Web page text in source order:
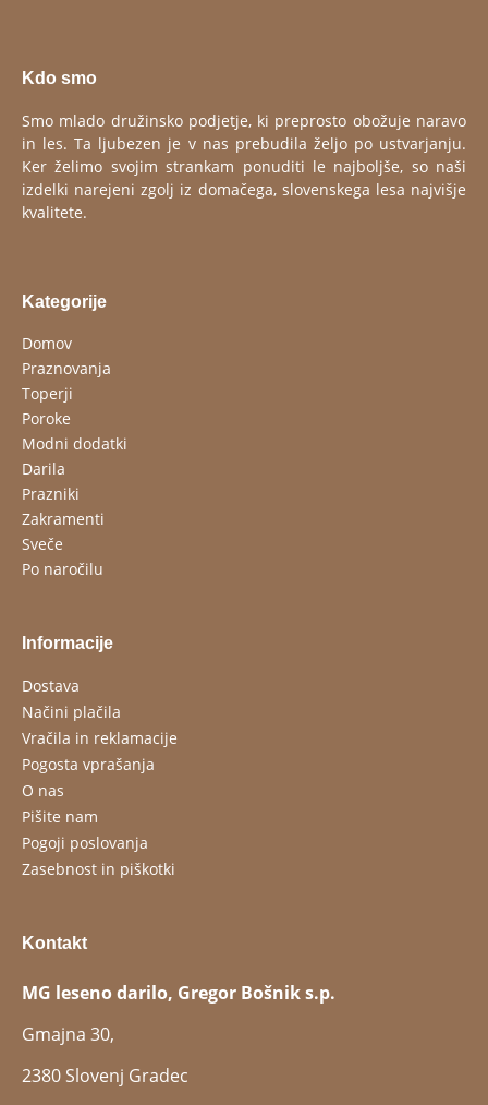
Kdo smo
Smo mlado družinsko podjetje, ki preprosto obožuje naravo
in les. Ta ljubezen je v nas prebudila željo po ustvarjanju.
Ker želimo svojim strankam ponuditi le najboljše, so naši
izdelki narejeni zgolj iz domačega, slovenskega lesa najvišje
kvalitete.
Kategorije
Domov
Praznovanja
Toperji
Poroke
Modni dodatki
Darila
Prazniki
Zakramenti
Sveče
Po naročilu
Informacije
Dostava
Načini plačila
Vračila in reklamacije
Pogosta vprašanja
O nas
Pišite nam
Pogoji poslovanja
Zasebnost in piškotki
Kontakt
MG leseno darilo, Gregor Bošnik s.p.
Gmajna 30,
2380 Slovenj Gradec